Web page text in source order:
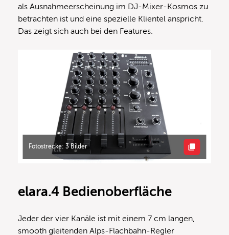
als Ausnahmeerscheinung im DJ-Mixer-Kosmos zu
betrachten ist und eine spezielle Klientel anspricht.
Das zeigt sich auch bei den Features.
Fotostrecke: 3 Bilder
elara.4 Bedienoberfläche
Jeder der vier Kanäle ist mit einem 7 cm langen,
smooth gleitenden Alps-Flachbahn-Regler